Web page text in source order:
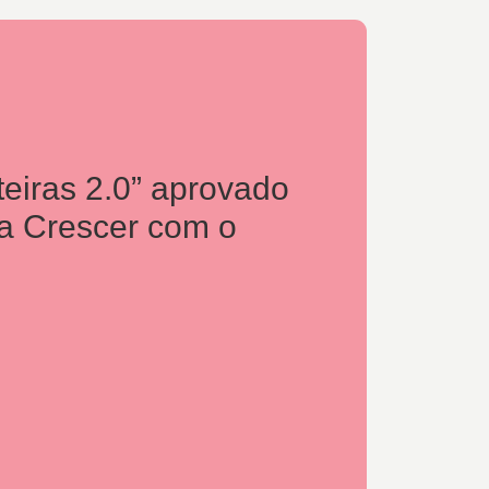
2.0” aprovado
Crescer com o